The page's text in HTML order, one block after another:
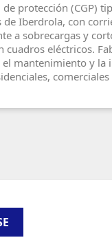
protección (CGP)
de Iberdrola, con
a sobrecargas y
cuadros eléctricos.
mantenimiento y la